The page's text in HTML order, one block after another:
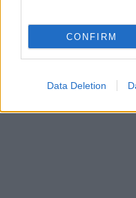
CONFIRM
Data Deletion